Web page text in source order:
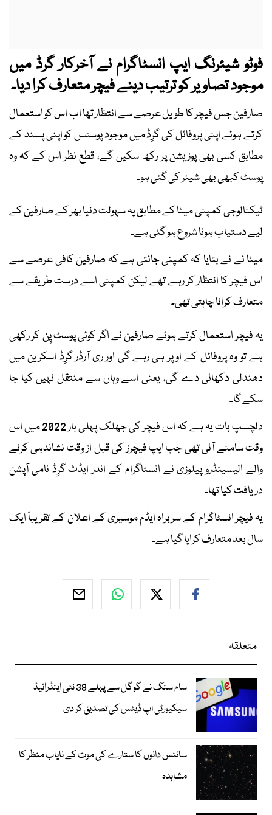
فوٹو شیئرنگ ایپ انسٹاگرامنے آخرکار گرڈ میں
موجود تصاویر کو ترتیب دینے فیچر متعارف کرا دیا۔
صارفین جس فیچر کا طویل عرصے سے انتظار تھا اب اس کو استعمال
کرتے ہوئے اپنی پروفائل کی گرِڈ میں موجود پوسٹس کو اپنی پسند کے
مطابق کسی بھی پوزیشن پر رکھ سکیں گے، قطع نظر اس کے کہ وہ
پوسٹ کبھی بھی شیئر کی گئی ہو۔
ٹیکنالوجی کمپنی میٹا کے مطابق یہ سہولت دنیا بھر کے صارفین کے
لیے دستیاب ہونا شروع ہو گئی ہے۔
میٹا نے نے بتایا کہ کمپنی جانتی ہے کہ صارفین کافی عرصے سے
اس فیچر کا انتظار کر رہے تھے لیکن کمپنی اسے درست طریقے سے
متعارف کرانا چاہتی تھی۔
یہ فیچر استعمال کرتے ہوئے صارفین نے اگر کوئی پوسٹ پِن کر رکھی
ہے تو وہ پروفائل کے اوپر ہی رہے گی اور ری آرڈر گرِڈ اسکرین میں
دھندلی دکھائی دے گی، یعنی اسے وہاں سے منتقل نہیں کیا جا
سکے گا۔
دلچسپ بات یہ ہے کہ اس فیچر کی جھلک پہلی بار 2022 میں اس
وقت سامنے آئی تھی جب ایپ فیچرز کی قبل از وقت نشاندہی کرنے
والے الیسینڈرو پیلوزی نے انسٹاگرام کے اندر ایڈٹ گرِڈ نامی آپشن
دریافت کیا تھا۔
یہ فیچر انسٹاگرام کے سربراہ ایڈم موسیری کے اعلان کے تقریباً ایک
سال بعد متعارف کرایا گیا ہے۔
متعلقہ
سام سنگ نے گوگل سے پہلے 38 نئی اینڈرائیڈ
سیکیورٹی اپ ڈیٹس کی تصدیق کر دی
سائنس دانوں کا ستارے کی موت کے نایاب منظر کا
مشاہدہ